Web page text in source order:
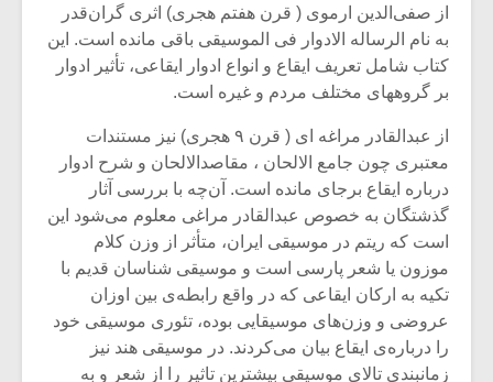
از صفی‌الدین ارموی ( قرن هفتم هجری) اثری گران‌قدر
به نام الرساله الادوار فی‌ الموسیقی باقی مانده است. این
کتاب شامل تعریف ایقاع و انواع ادوار ایقاعی، تأثیر ادوار
بر گروههای مختلف مردم و غیره است.
از عبدالقادر مراغه ای ( قرن ۹ هجری) نیز مستندات
معتبری چون جامع الالحان ، مقاصدالالحان و شرح ادوار
درباره ایقاع برجای مانده است. آن‌چه با بررسی آثار
گذشتگان به خصوص عبدالقادر مراغی معلوم می‌شود این
است که ریتم در موسیقی ایران، متأثر از وزن کلام
موزون یا شعر پارسی است و موسیقی شناسان قدیم با
تکیه به ارکان ایقاعی که در واقع رابطه‌ی بین اوزان
عروضی و وزن‌های موسیقایی بوده، تئوری موسیقی خود
را درباره‌ی ایقاع بیان می‌کردند. در موسیقی هند نیز
زمانبندی تالای موسیقی بیشترین تاثیر را از شعر و به